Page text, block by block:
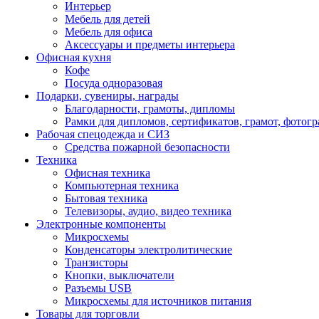
Интерьер
Мебель для детей
Мебель для офиса
Аксессуары и предметы интерьера
Офисная кухня
Кофе
Посуда одноразовая
Подарки, сувениры, награды
Благодарности, грамоты, дипломы
Рамки для дипломов, сертификатов, грамот,
Рабочая спецодежда и СИЗ
Средства пожарной безопасности
Техника
Офисная техника
Компьютерная техника
Бытовая техника
Телевизоры, аудио, видео техника
Электронные компоненты
Микросхемы
Конденсаторы электролитические
Транзисторы
Кнопки, выключатели
Разъемы USB
Микросхемы для источников питания
Товары для торговли